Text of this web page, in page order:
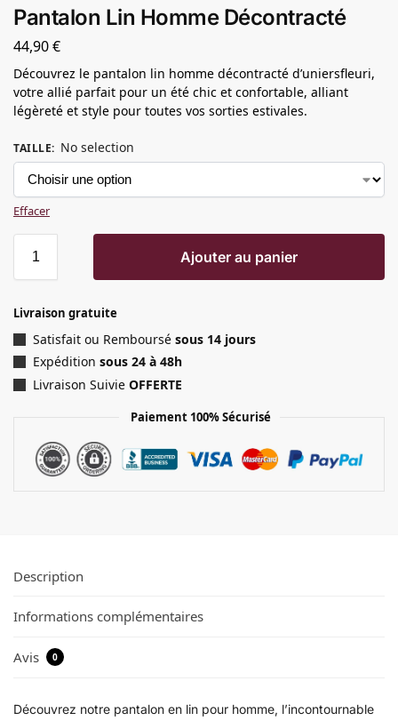
Pantalon Lin Homme Décontracté
44,90€
Découvrez le pantalon lin homme décontracté d’uniersfleuri,
votre allié parfait pour un été chic et confortable, alliant
légèreté et style pour toutes vos sorties estivales.
TAILLE: No selection
Effacer
Ajouter au panier
Livraison gratuite
Satisfait ou Remboursé sous 14 jours
Expédition sous 24 à 48h
Livraison Suivie OFFERTE
Paiement 100% Sécurisé
Description
Informations complémentaires
Avis 0
Découvrez notre pantalon en lin pour homme, l’incontournable